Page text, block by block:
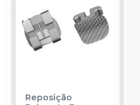
Reposição